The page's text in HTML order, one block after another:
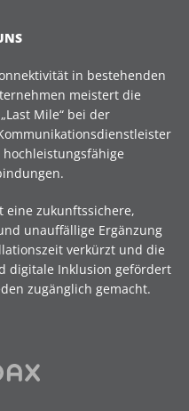
in bestehenden
meistert die
Mile“ bei der
eine zukunftssichere,
unauffällige Ergänzung
verkürzt und die
digitale Inklusion gefördert
zugänglich gemacht.